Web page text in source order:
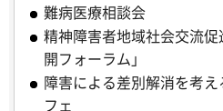
難病医療相談会
精神障害者地域社会交流
開フォーラム」
障害による差別解消を考
フェ